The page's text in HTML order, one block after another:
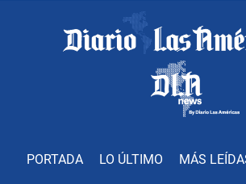
PORTADA LO ÚLTIMO MÁS